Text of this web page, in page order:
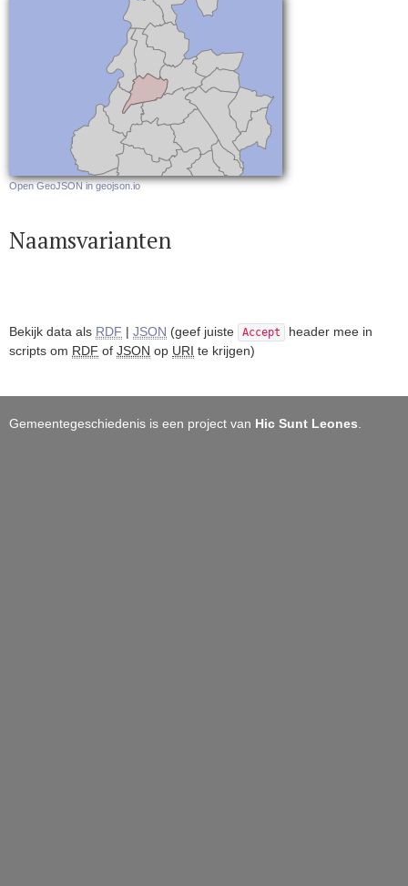
Open GeoJSON in geojson.io
Naamsvarianten
Bekijk data als RDF | JSON (geef juiste Accept
header mee in
scripts om RDF of JSON op URI te krijgen)
Gemeentegeschiedenis is een project van Hic Sunt Leones